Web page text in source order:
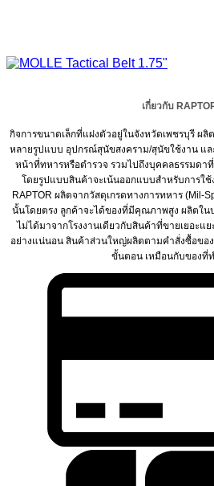
เกี่ยวกับ
กิจการขนาดเล็กที่แฝงตัวอยู่ในจังหวัดเพชรบุรี ผลิ
หลายรูปแบบ อุปกรณ์สุนัขสงคราม/สุนัขใช้งาน แล
หน้าที่ทหารหรือตำรวจ รวมไปถึงบุคคลธรรมด
โดยรูปแบบสินค้าจะเน้นออกแบบสำหรับการใช้
RAPTOR ผลิตจากวัสดุเกรดทางการทหาร (Mil-
นั้นโดยตรง ลูกค้าจะได้ของที่มีคุณภาพสูง ผลิตใน
ไม่ได้มาจากโรงงานเดียวกับสินค้าที่ขายเยอะแ
อย่างแน่นอน สินค้าส่วนใหญ่ผลิตตามคำสั่งซื้อขอ
ขั้นตอน เหมือนกับของที่ท